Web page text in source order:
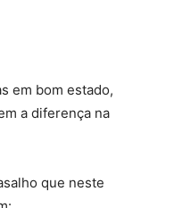
em bom estado,
a diferença na
que neste